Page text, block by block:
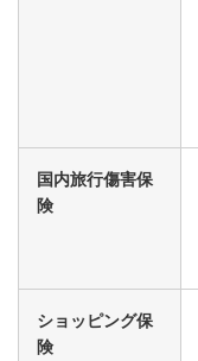
国内旅行傷害保
険
ショッピング保
険